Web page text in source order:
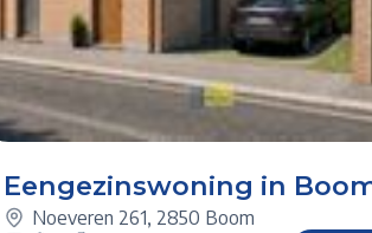
1/1
Eengezinswoning in
Noeveren 261, 2850 Boom